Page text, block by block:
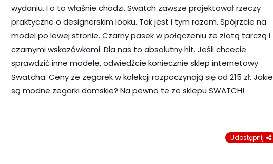
wydaniu. I o to właśnie chodzi. Swatch zawsze projektował rzeczy
praktyczne o designerskim looku. Tak jest i tym razem. Spójrzcie na
model po lewej stronie. Czarny pasek w połączeniu ze złotą tarczą i
czarnymi wskazówkami. Dla nas to absolutny hit. Jeśli chcecie
sprawdzić inne modele, odwiedźcie koniecznie sklep internetowy
Swatcha. Ceny ze zegarek w kolekcji rozpoczynają się od 215 zł. Jakie
są modne zegarki damskie? Na pewno te ze sklepu SWATCH!
Udostępnij